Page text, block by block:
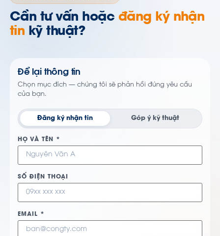
Cần tư vấn hoặc đăng ký nhận
tin kỹ thuật?
Để lại thông tin
Chọn mục đích — chúng tôi sẽ phản hồi đúng yêu cầu
của bạn.
Đăng ký nhận tin Góp ý kỹ thuật
HỌ VÀ TÊN *
SỐ ĐIỆN THOẠI
EMAIL *